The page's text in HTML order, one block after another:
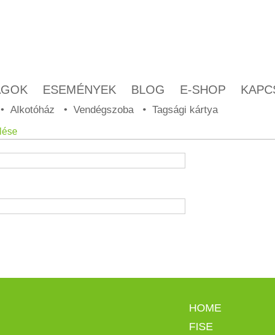
ESEMÉNYEK BLOG E-SHOP
Alkotóház Vendégszoba Tagsági kártya
HOME
FISE